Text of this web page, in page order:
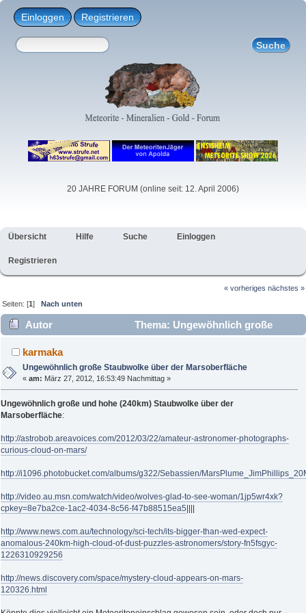
Einloggen Registrieren
20 JAHRE FORUM (online seit: 12. April 2006)
Übersicht Hilfe Suche Einloggen
Registrieren
« vorheriges nächstes »
Seiten: [1]Nach unten
Autor
Thema: Ungewöhnlich große
Staubwolke über der Marsoberfläche (Gelesen 2444 mal)
karmaka
Ungewöhnlich große Staubwolke über der Marsoberfläche
«am: März 27, 2012, 16:53:49 Nachmittag »
Ungewöhnlich große und hohe (240km) Staubwolke über der
Marsoberfläche:
http://astrobob.areavoices.com/2012/03/22/amateur-astronomer-photographs-
curious-cloud-on-mars/
http://i1096.photobucket.com/albums/g322/Sebassien/
http://video.au.msn.com/watch/video/wolves-glad-to-see-woman/1jp5wr4xk?
cpkey=8e7ba2ce-1ac2-4034-8c56-f47b88515ea5
http://www.news.com.au/technology/sci-tech/its-bigger-than-wed-expect-
anomalous-240km-high-cloud-of-dust-puzzles-astronomers/story-fn5fsgyc-
1226310929256
http://news.discovery.com/space/mystery-cloud-appears-on-mars-
120326.html